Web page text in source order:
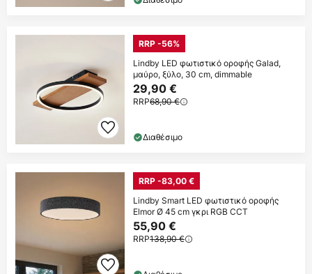
RRP -56%
Lindby LED φωτιστικό οροφής Galad,
μαύρο, ξύλο, 30 cm, dimmable
29,90 €
RRP68,90 €
Διαθέσιμο
RRP -83,00 €
Lindby Smart LED φωτιστικό οροφής
Elmor Ø 45 cm γκρι RGB CCT
55,90 €
RRP138,90 €